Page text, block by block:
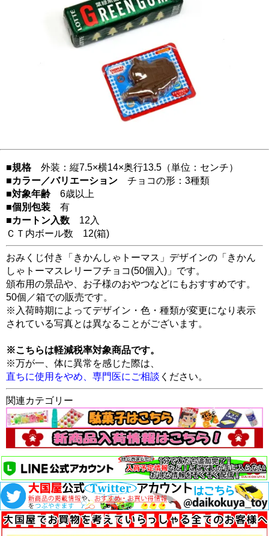
■規格外装：縦7.5×横14×奥行13.5（単位：センチ）
■カラー／バリエーション チョコの形：3種類
■対象年齢 6歳以上
■個別包装 有
■カートン入数 12入
ＣＴ内ボール数 12(箱)
おみくじ付き「きかんしゃトーマス」デザインの「きかん
しゃトーマスレリーフチョコ(50個入)」です。
頒布用の景品や、お子様のおやつなどにもおすすめです。
50個／箱での販売です。
※入荷時期によってデザイン・色・種類が変更になり表示
されている写真とは異なることがございます。
※こちらは軽減税率対象商品です。
※万が一、体に異常を感じた際は、
直ちに使用をやめ、専門医にご相談 ください。
関連カテゴリー